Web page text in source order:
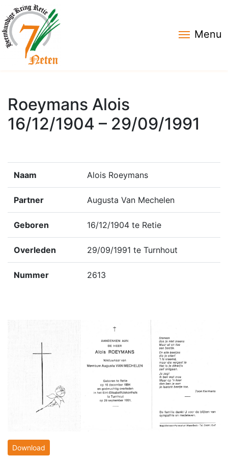
Menu
Roeymans Alois
16/12/1904 – 29/09/1991
Naam Alois Roeymans
Partner Augusta Van Mechelen
Geboren 16/12/1904 te Retie
Overleden 29/09/1991 te Turnhout
Nummer 2613
Download